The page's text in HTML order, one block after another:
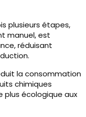
plusieurs étapes,
manuel, est
réduisant
la consommation
chimiques
plus écologique aux